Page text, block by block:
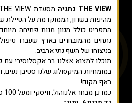
THE VIEW נתניה
מהיפות בשרון, הממוקדמת על הטיילת
התפריט כולל מגוון מנות פתיחה
נתחים מהמובחרים בארץ שעברו
בניצוחו של השף נתי ארביב.
תוכלו למצוא אצלנו בר אקסלוסיבי
במומחיות המיקסולוג שלנו סטיבן
באף מקום!
כמו כן מבחר אלכוהול, וויסקי ומעל 100 סוגי יין שונים.